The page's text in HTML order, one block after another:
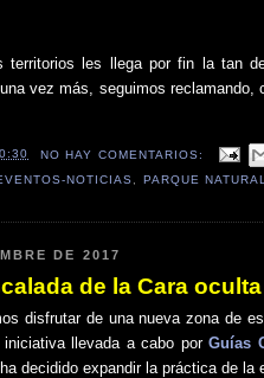
territorios les llega por fin la tan
vez más, seguimos reclamando,
NO HAY COMENTARIOS:
NOTICIAS, PARQUE
DE 2017
de la Cara
disfrutar de una nueva zona de
llevada a cabo porGuías
decidido expandir la práctica de la